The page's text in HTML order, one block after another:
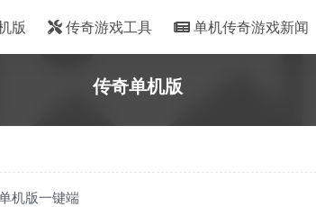
版 传奇游戏工具 单机传奇游戏新闻
传奇单机版
机版一键端